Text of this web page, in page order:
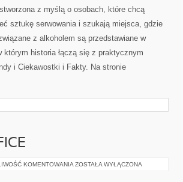
z myślą o osobach, które chcą
sztukę serwowania i szukają miejsca, gdzie
z alkoholem są przedstawiane w
historia łączą się z praktycznym
i Ciekawostki i Fakty. Na stronie
KOMENTOWANIA AI
ZOSTAŁA WYŁĄCZONA